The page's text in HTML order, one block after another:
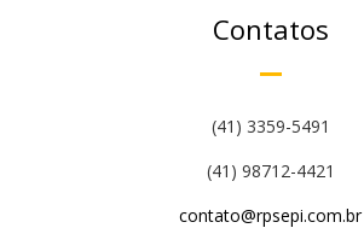
Contatos
(41) 3359-5491
(41) 98712-4421
contato@rpsepi.com.br